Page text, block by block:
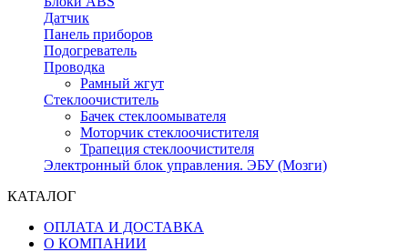
Датчик
Панель приборов
Подогреватель
Проводка
Рамный жгут
Стеклоочиститель
Бачек стеклоомывателя
Моторчик стеклоочистителя
Трапеция стеклоочистителя
Электронный блок управления. ЭБУ (Мозги)
КАТАЛОГ
ОПЛАТА И ДОСТАВКА
О КОМПАНИИ